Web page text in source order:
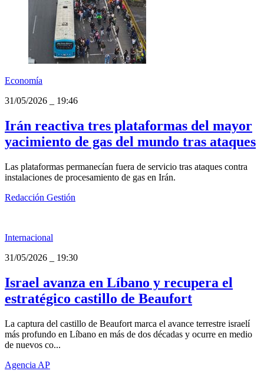
Economía
31/05/2026
19:46
Irán reactiva tres plataformas del mayor
yacimiento de gas del mundo tras ataques
Las plataformas permanecían fuera de servicio tras ataques contra
instalaciones de procesamiento de gas en Irán.
Redacción Gestión
Internacional
31/05/2026
19:30
Israel avanza en Líbano y recupera el
estratégico castillo de Beaufort
La captura del castillo de Beaufort marca el avance terrestre israelí
más profundo en Líbano en más de dos décadas y ocurre en medio
de nuevos co...
Agencia AP